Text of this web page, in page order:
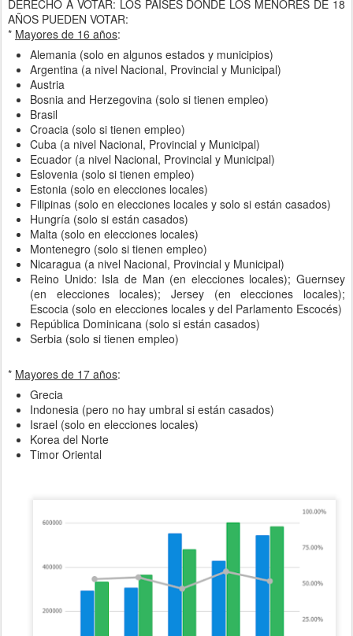
Bosnia and Herzegovina (solo si tienen empleo)
Brasil
Croacia (solo si tienen empleo)
Cuba (a nivel Nacional, Provincial y Municipal)
Ecuador (a nivel Nacional, Provincial y Municipal)
Eslovenia (solo si tienen empleo)
Estonia (solo en elecciones locales)
Filipinas (solo en elecciones locales y solo si están casados)
Hungría (solo si están casados)
Malta (solo en elecciones locales)
Montenegro (solo si tienen empleo)
Nicaragua (a nivel Nacional, Provincial y Municipal)
Reino Unido: Isla de Man (en elecciones locales); Guernsey
(en elecciones locales); Jersey (en elecciones locales);
Escocia (solo en elecciones locales y del Parlamento Escocés)
República Dominicana (solo si están casados)
Serbia (solo si tienen empleo)
Mayores de 17 años:
Grecia
Indonesia (pero no hay umbral si están casados)
Israel (solo en elecciones locales)
Korea del Norte